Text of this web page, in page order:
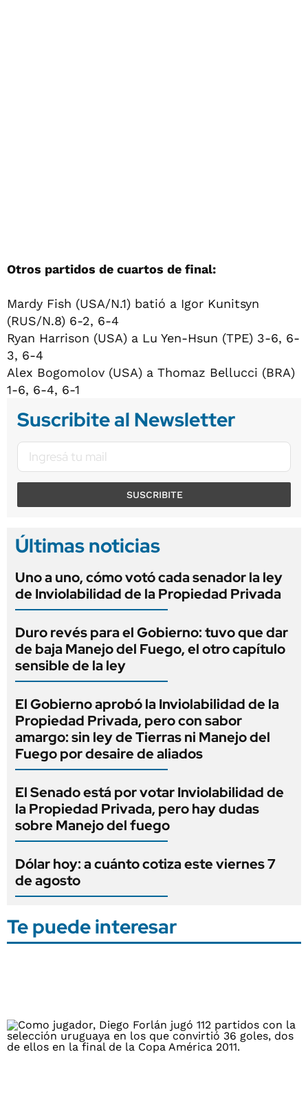
Otros partidos de cuartos de final:
Mardy Fish (USA/N.1) batió a Igor Kunitsyn
(RUS/N.8) 6-2, 6-4
Ryan Harrison (USA) a Lu Yen-Hsun (TPE) 3-6, 6-
3, 6-4
Alex Bogomolov (USA) a Thomaz Bellucci (BRA)
1-6, 6-4, 6-1
Suscribite al Newsletter
SUSCRIBITE
Últimas noticias
Uno a uno, cómo votó cada senador la ley
de Inviolabilidad de la Propiedad Privada
Duro revés para el Gobierno: tuvo que dar
de baja Manejo del Fuego, el otro capítulo
sensible de la ley
El Gobierno aprobó la Inviolabilidad de la
Propiedad Privada, pero con sabor
amargo: sin ley de Tierras ni Manejo del
Fuego por desaire de aliados
El Senado está por votar Inviolabilidad de
la Propiedad Privada, pero hay dudas
sobre Manejo del fuego
Dólar hoy: a cuánto cotiza este viernes 7
de agosto
Te puede interesar